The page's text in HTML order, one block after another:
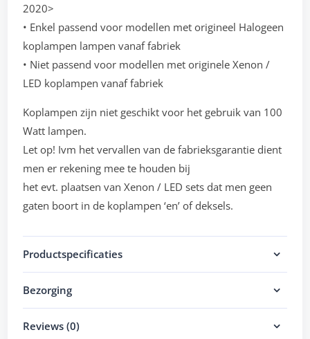
2020>
• Enkel passend voor modellen met origineel Halogeen
koplampen lampen vanaf fabriek
• Niet passend voor modellen met originele Xenon /
LED koplampen vanaf fabriek
Koplampen zijn niet geschikt voor het gebruik van 100
Watt lampen.
Let op! Ivm het vervallen van de fabrieksgarantie dient
men er rekening mee te houden bij
het evt. plaatsen van Xenon / LED sets dat men geen
gaten boort in de koplampen ‘en’ of deksels.
Productspecificaties
Bezorging
Reviews (0)